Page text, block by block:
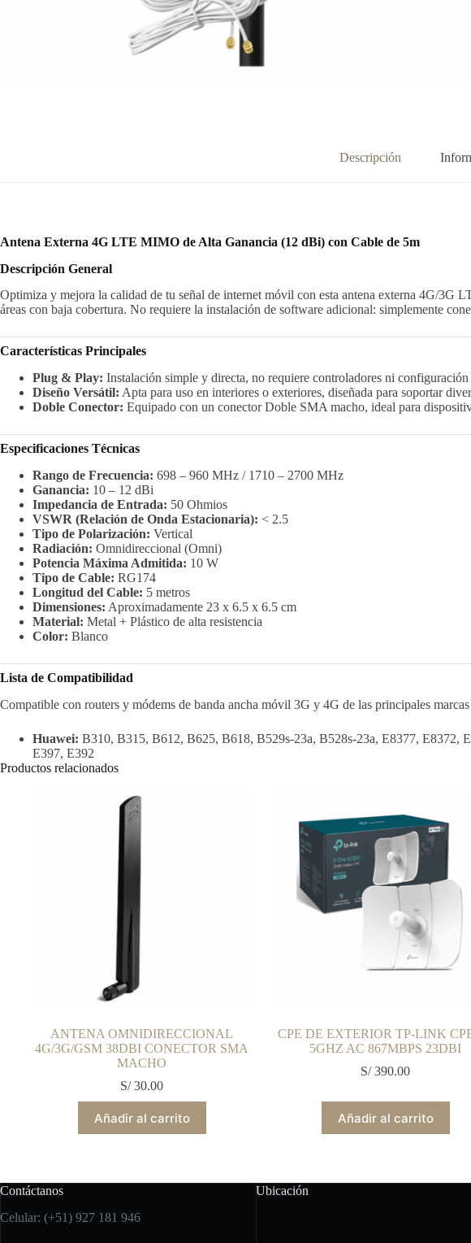
Descripción
Antena Externa 4G LTE MIMO de Alta Ganancia (12 dBi) con Cable de 5m
Descripción General
Optimiza y mejora la calidad de tu señal de internet móvil con esta antena externa 4G/3G
áreas con baja cobertura. No requiere la instalación de software adicional: simplemente
Características Principales
Plug & Play: Instalación simple y directa, no requiere controladores ni configuración
Diseño Versátil: Apta para uso en interiores o exteriores, diseñada para soportar
Doble Conector: Equipado con un conector Doble SMA macho, ideal para
Especificaciones Técnicas
Rango de Frecuencia: 698 – 960 MHz / 1710 – 2700 MHz
Ganancia: 10 – 12 dBi
Impedancia de Entrada: 50 Ohmios
VSWR (Relación de Onda Estacionaria): < 2.5
Tipo de Polarización: Vertical
Radiación: Omnidireccional (Omni)
Potencia Máxima Admitida: 10 W
Tipo de Cable: RG174
Longitud del Cable: 5 metros
Dimensiones: Aproximadamente 23 x 6.5 x 6.5 cm
Material: Metal + Plástico de alta resistencia
Color: Blanco
Lista de Compatibilidad
Compatible con routers y módems de banda ancha móvil 3G y 4G de las principales
Huawei: B310, B315, B612, B625, B618, B529s-23a, B528s-23a, E8377, E8372,
E397, E392
Productos relacionados
ANTENA OMNIDIRECCIONAL
4G/3G/GSM 38DBI CONECTOR SMA
MACHO
S/30.00
Añadir al carrito
CPE DE EXTERIOR TP-LINK
5GHZ AC 867MBPS 23DBI
S/390.00
Añadir al carrito
Contáctanos
Celular: (+51) 927 181 946
Ubicación